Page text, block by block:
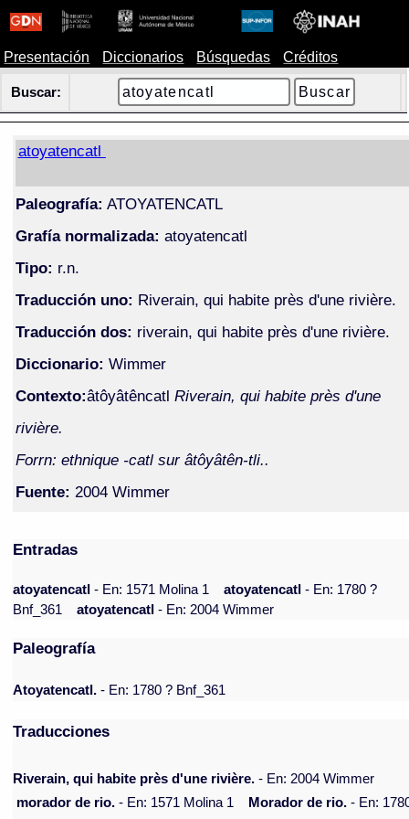
Presentación Diccionarios Búsquedas Créditos
Buscar:
atoyatencatl
Paleografía: ATOYATENCATL
Grafía normalizada: atoyatencatl
Tipo: r.n.
Traducción uno: Riverain, qui habite près d'une rivière.
Traducción dos: riverain, qui habite près d'une rivière.
Diccionario: Wimmer
Contexto:âtôyâtêncatl Riverain, qui habite près d'une
rivière.
Forrn: ethnique -catl sur âtôyâtên-tli..
Fuente: 2004 Wimmer
Entradas
atoyatencatl- En: 1571 Molina 1 atoyatencatl- En: 1780 ?
Bnf_361
atoyatencatl- En: 2004 Wimmer
Paleografía
Atoyatencatl. - En: 1780 ? Bnf_361
Traducciones
Riverain, qui habite près d'une rivière. - En: 2004 Wimmer
morador de rio. - En: 1571 Molina 1 Morador de rio. - En: